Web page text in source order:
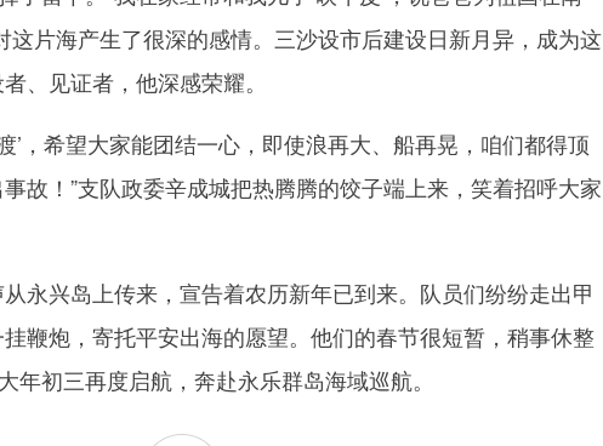
这片海产生了很深的感情。三沙设市后建设日新月异，成为这
、见证者，他深感荣耀。
，希望大家能团结一心，即使浪再大、船再晃，咱们都得顶
故！”支队政委辛成城把热腾腾的饺子端上来，笑着招呼大家
兴岛上传来，宣告着农历新年已到来。队员们纷纷走出甲
鞭炮，寄托平安出海的愿望。他们的春节很短暂，稍事休整
年初三再度启航，奔赴永乐群岛海域巡航。